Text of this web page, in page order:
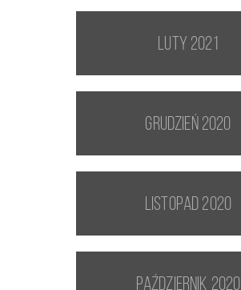
luty 2021
grudzień 2020
listopad 2020
październik 2020